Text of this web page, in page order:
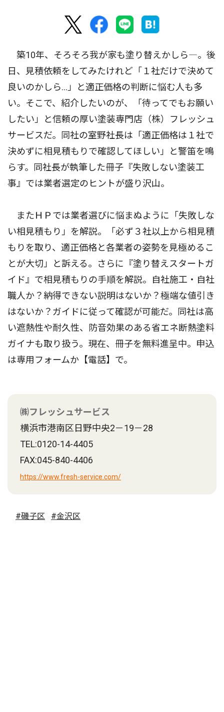
築10年、そろそろ我が家も塗り替えかしら―。後
日、見積依頼をしてみたけれど「１社だけで決めて
良いのかしら…」と適正価格の判断に悩む人も多
い。そこで、紹介したいのが、「待ってでもお願い
したい」と信頼の厚い塗装専門店（株）フレッシュ
サービスだ。同社の室野社長は「適正価格は１社で
決めずに相見積もりで確認してほしい」と警笛を鳴
らす。同社長が執筆した冊子『失敗しない塗装工
事』では業者選定のヒントが盛り沢山。
またＨＰでは業者選びに悩まぬように「失敗しな
い相見積もり」を解説。「必ず３社以上から相見積
もりを取り、適正価格と各業者の姿勢を見極めるこ
とが大切」と訴える。さらに『塗り替えスタートガ
イド』で相見積もりの手順を解説。自社施工・自社
職人か？納得できない説明はないか？極端な値引き
はないか？ガイドに従って確認が可能だ。同社は高
い遮熱性や耐久性、防音効果のある省エネ断熱塗料
ガイナも取り扱う。現在、冊子を無料進呈中。申込
は専用フォームか【電話】で。
㈱フレッシュサービス
横浜市港南区日野中央2－19－28
TEL:0120-14-4405
FAX:045-840-4406
https://www.fresh-service.com/
#磯子区 #金沢区